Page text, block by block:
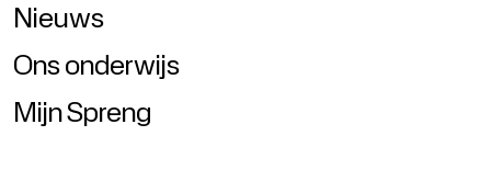
Nieuws
Ons onderwijs
Mijn Spreng